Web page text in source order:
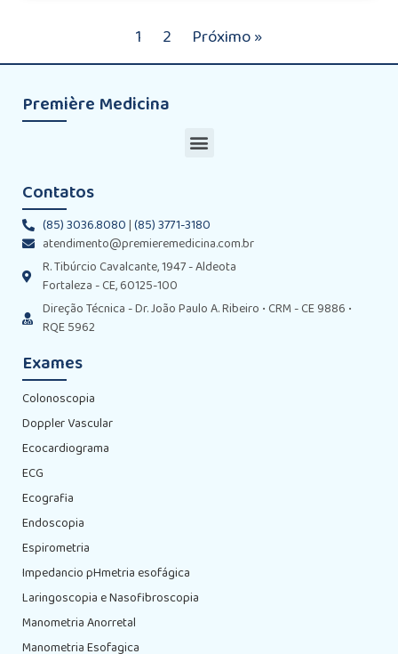
1 2 Próximo »
Première Medicina
Contatos
(85) 3036.8080|(85) 3771-3180
atendimento@premieremedicina.com.br
R. Tibúrcio Cavalcante, 1947 - Aldeota
Fortaleza - CE, 60125-100
Direção Técnica - Dr. João Paulo A. Ribeiro • CRM - CE 9886 •
RQE 5962
Exames
Colonoscopia
Doppler Vascular
Ecocardiograma
ECG
Ecografia
Endoscopia
Espirometria
Impedancio pHmetria esofágica
Laringoscopia e Nasofibroscopia
Manometria Anorretal
Manometria Esofagica